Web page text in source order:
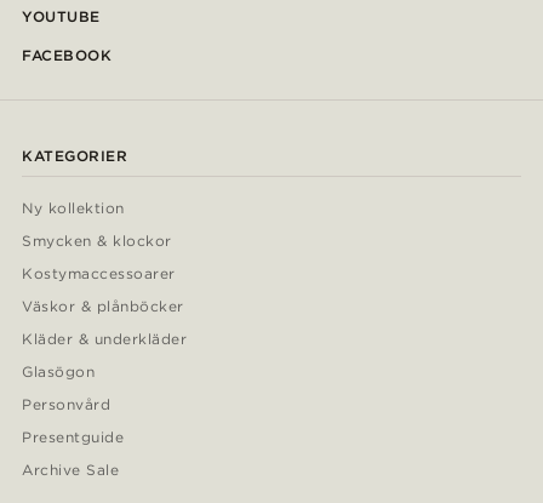
YOUTUBE
FACEBOOK
KATEGORIER
Ny kollektion
Smycken & klockor
Kostymaccessoarer
Väskor & plånböcker
Kläder & underkläder
Glasögon
Personvård
Presentguide
Archive Sale